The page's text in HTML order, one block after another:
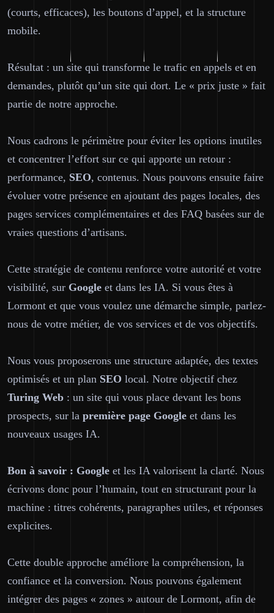
(courts, efficaces), les boutons d’appel, et la structure
mobile.
Résultat : un site qui transforme le trafic en appels et en
demandes, plutôt qu’un site qui dort. Le « prix juste » fait
partie de notre approche.
Nous cadrons le périmètre pour éviter les options inutiles
et concentrer l’effort sur ce qui apporte un retour :
performance, SEO, contenus. Nous pouvons ensuite faire
évoluer votre présence en ajoutant des pages locales, des
pages services complémentaires et des FAQ basées sur de
vraies questions d’artisans.
Cette stratégie de contenu renforce votre autorité et votre
visibilité, sur Google et dans les IA. Si vous êtes à
Lormont et que vous voulez une démarche simple, parlez-
nous de votre métier, de vos services et de vos objectifs.
Nous vous proposerons une structure adaptée, des textes
optimisés et un plan SEO local. Notre objectif chez
Turing Web : un site qui vous place devant les bons
prospects, sur la première page Google et dans les
nouveaux usages IA.
Bon à savoir : Google et les IA valorisent la clarté. Nous
écrivons donc pour l’humain, tout en structurant pour la
machine : titres cohérents, paragraphes utiles, et réponses
explicites.
Cette double approche améliore la compréhension, la
confiance et la conversion. Nous pouvons également
intégrer des pages « zones » autour de Lormont, afin de